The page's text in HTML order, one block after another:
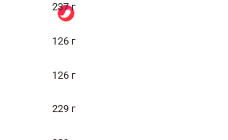
237 г
126 г
126 г
229 г